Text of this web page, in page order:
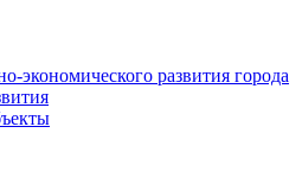
экономического развития города